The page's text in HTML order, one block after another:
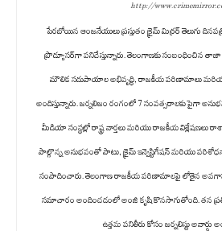
http://
పేరబోయిన ఆంజనేయులు ప్రస్తుతం క్రైమ్ మిర్రర్ తెలుగు
ప్రొడ్యూసర్‌గా పనిచేస్తున్నారు. తెలంగాణకు సంబంధించిన తాజా
మౌలిక సదుపాయాల అభివృద్ధి, రాజకీయ పరిణామాలు మరియు
అందిస్తున్నారు. జర్నలిజం రంగంలో 7 సంవత్సరాలకు పైగా
మీడియా సంస్థల్లో రాష్ట్ర వార్తలు మరియు రాజకీయ విశ్లేషణలు
పాల్గొన్న అనుభవంతో పాటు, క్రైమ్ ఇన్వెస్టిగేషన్ మరియు
సంపాదించారు. తెలంగాణ రాజకీయ పరిణామాలపై లోతైన
సమాచారం అందించడంలో అంజి కృషి కొనసాగుతోంది. తన
ఉత్తమ పనితీరు కోసం జర్నలిస్టు అవార్డు